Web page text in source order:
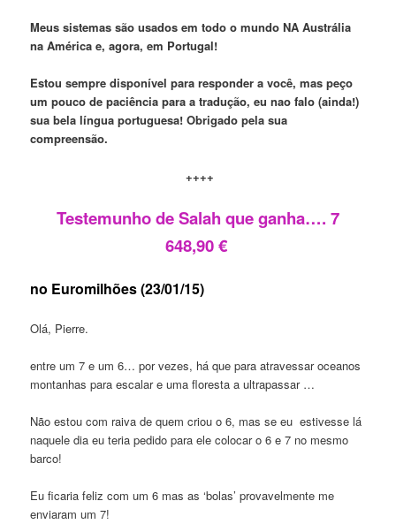
Meus sistemas são usados em todo o mundo NA Austrália
na América e, agora,em Portugal!
Estou sempre disponível para responder a você, mas peço
um pouco de paciência para a tradução, eu nao falo (ainda!)
sua bela língua portuguesa! Obrigado pela sua
compreensão.
++++
Testemunho de Salah queganha…. 7
648,90 €
no Euromilhões (23/01/15)
Olá, Pierre.
entre um 7 e um 6… por vezes, há que para atravessar oceanos
montanhas para escalar e uma floresta a ultrapassar …
Não estou com raiva de quem criou o 6, mas se eu estivesse lá
naquele dia eu teria pedido para ele colocar o 6 e 7 no mesmo
barco!
Eu ficaria feliz com um 6 mas as ‘bolas’ provavelmente me
enviaram um 7!